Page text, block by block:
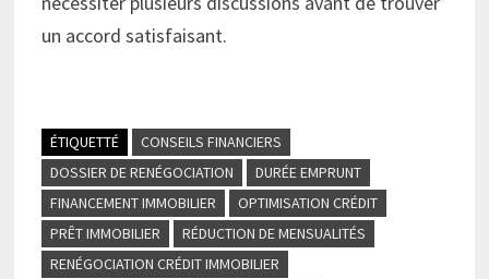
un accord satisfaisant.
ÉTIQUETTÉ
CONSEILS FINANCIERS
DOSSIER DE RENÉGOCIATION
DURÉE EMPRUNT
FINANCEMENT IMMOBILIER
OPTIMISATION CRÉDIT
PRÊT IMMOBILIER
RÉDUCTION DE MENSUALITÉS
RENÉGOCIATION CRÉDIT IMMOBILIER